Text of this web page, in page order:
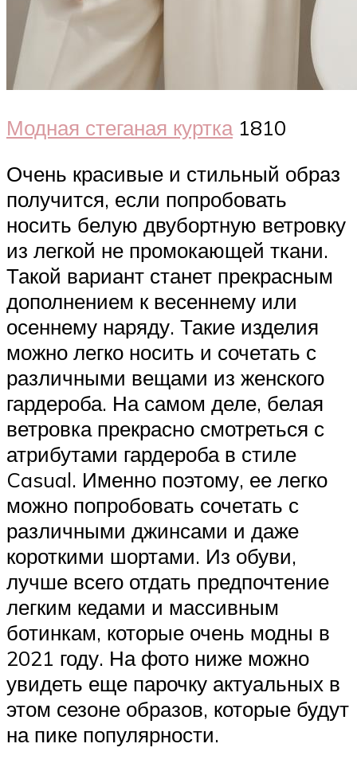
Модная стеганая куртка1810
Очень красивые и стильный образ
получится, если попробовать
носить белую двубортную ветровку
из легкой не промокающей ткани.
Такой вариант станет прекрасным
дополнением к весеннему или
осеннему наряду. Такие изделия
можно легко носить и сочетать с
различными вещами из женского
гардероба. На самом деле, белая
ветровка прекрасно смотреться с
атрибутами гардероба в стиле
Casual. Именно поэтому, ее легко
можно попробовать сочетать с
различными джинсами и даже
короткими шортами. Из обуви,
лучше всего отдать предпочтение
легким кедами и массивным
ботинкам, которые очень модны в
2021 году. На фото ниже можно
увидеть еще парочку актуальных в
этом сезоне образов, которые будут
на пике популярности.